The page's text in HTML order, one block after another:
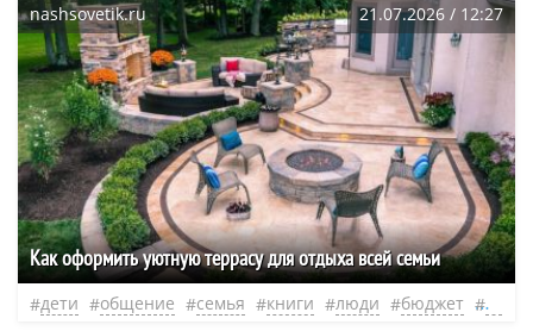
nashsovetik.ru 21.07.2026 / 12:27
Как оформить уютную террасу для отдыха всей семьи
дети общение семья книги люди бюджет нео